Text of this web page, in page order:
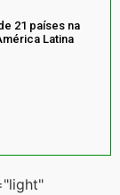
21 países na
Latina